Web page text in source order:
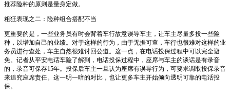
推荐险种的原则是量身定做。
粗狂表现之二：险种组合搭配不当
更重要的是，一些业务员有时会背着车行故意误导车主，让车主尽量多投一些险
种，以增加自己的业绩。对于这样的行为，由于无据可查，车行也很难对这样的业
务员进行查处，车主自然很难讨回公道。这一点，在电话投保过程中可以完全避
免。记者从平安电话车险了解到，电话投保过程中，座席与车主的谈话是有录音
的，录音可保存15年。投保后车主一旦认为座席有误导行为，可要求调取投保录音
来追究座席责任。这一明一暗的对比，也让更多车主开始倾向透明可靠的电话投
保。